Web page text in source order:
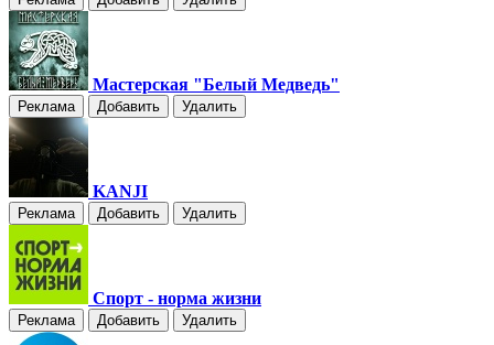
Мастерская "Белый Медведь"
Реклама Добавить Удалить
KANJI
Реклама Добавить Удалить
Спорт - норма жизни
Реклама Добавить Удалить